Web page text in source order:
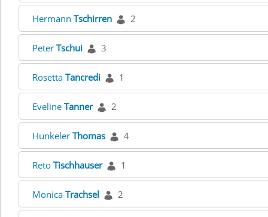
Hermann Tschirren 2
Peter Tschui 3
Rosetta Tancredi 1
Eveline Tanner 2
Hunkeler Thomas 4
Reto Tischhauser 1
Monica Trachsel 2